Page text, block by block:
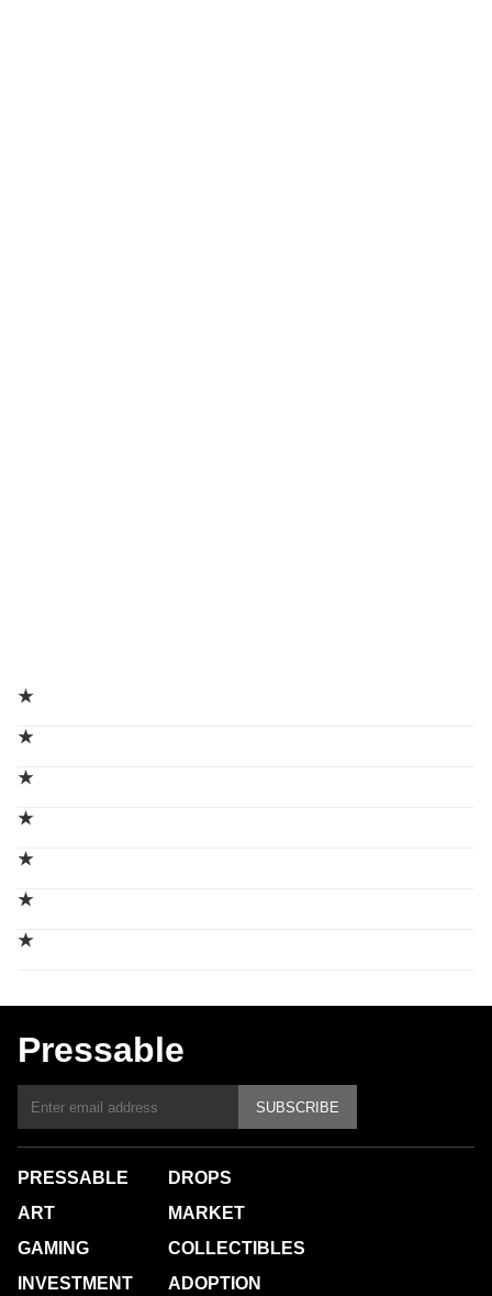
★
★
★
★
★
★
★
Pressable
SUBSCRIBE
PRESSABLE
ART
GAMING
INVESTMENT
DROPS
MARKET
COLLECTIBLES
ADOPTION